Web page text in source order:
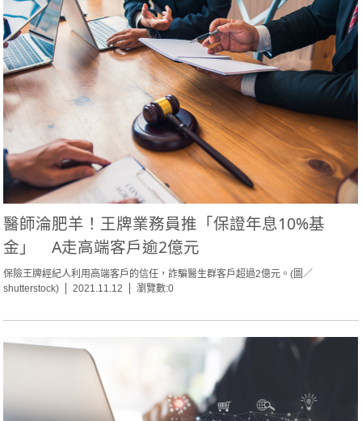
醫師淪肥羊！王牌業務員推「保證年息10%基
金」 A走高端客戶逾2億元
保險王牌經紀人利用高端客戶的信任，詐騙醫生群客戶超過2億元。(圖／
shutterstock)
2021.11.12 瀏覽數:0